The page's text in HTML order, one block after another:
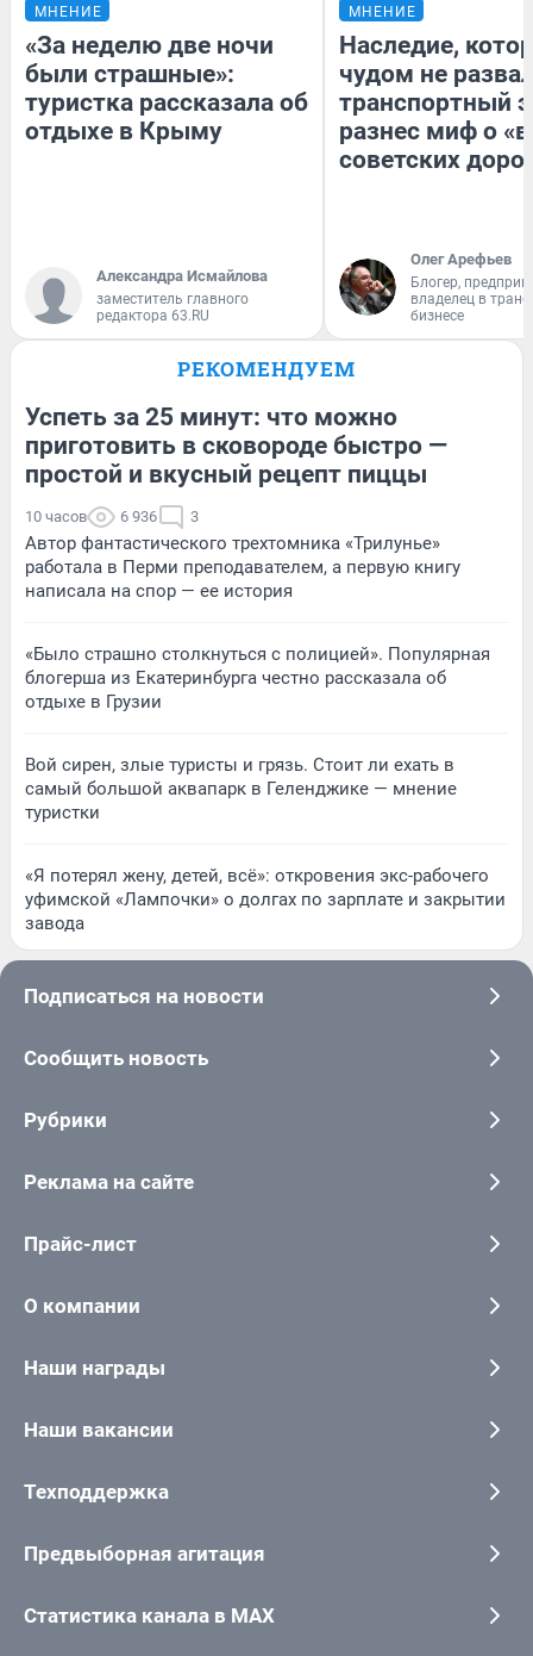
МНЕНИЕ
«За неделю две ночи
были страшные»:
туристка рассказала об
отдыхе в Крыму
Александра Исмайлова
заместитель главного
редактора 63.RU
МНЕНИЕ
Наследие,
чудом не
транспортный
разнес миф о
советских
Олег Арефьев
Блогер,
владелец в
бизнесе
РЕКОМЕНДУЕМ
Успеть за 25 минут: что можно
приготовить в сковороде быстро —
простой и вкусный рецепт пиццы
10 часов 6 936 3
Автор фантастического трехтомника «Трилунье»
работала в Перми преподавателем, а первую книгу
написала на спор — ее история
«Было страшно столкнуться с полицией». Популярная
блогерша из Екатеринбурга честно рассказала об
отдыхе в Грузии
Вой сирен, злые туристы и грязь. Стоит ли ехать в
самый большой аквапарк в Геленджике — мнение
туристки
«Я потерял жену, детей, всё»: откровения экс-рабочего
уфимской «Лампочки» о долгах по зарплате и закрытии
завода
Подписаться на новости
Сообщить новость
Рубрики
Реклама на сайте
Прайс-лист
О компании
Наши награды
Наши вакансии
Техподдержка
Предвыборная агитация
Статистика канала в MAX